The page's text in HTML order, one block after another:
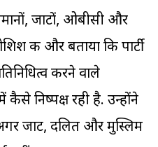
जाटों, ओबीसी और
की और बताया कि पार्टी
करने वाले
कैसे निष्पक्ष रही है. उन्होंने
जाट, दलित और मुस्लिम